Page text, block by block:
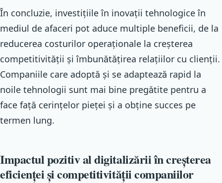
În concluzie, investițiile în inovații tehnologice în
mediul de afaceri pot aduce multiple beneficii, de la
reducerea costurilor operaționale la creșterea
competitivității și îmbunătățirea relațiilor cu clienții.
Companiile care adoptă și se adaptează rapid la
noile tehnologii sunt mai bine pregătite pentru a
face față cerințelor pieței și a obține succes pe
termen lung.
Impactul pozitiv al digitalizării în creșterea
eficienței și competitivității companiilor